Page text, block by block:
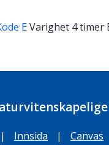
EVarighet 4 timer
| Innsida | Canvas